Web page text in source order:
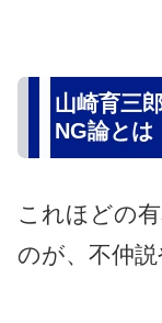
山崎育三
NG論とは
これほどの
のが、不仲説